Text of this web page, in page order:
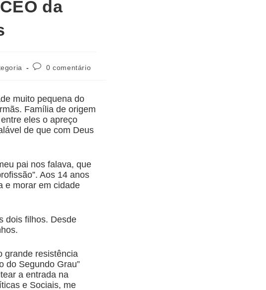
da
0 comentário
muito pequena do
Família de origem
eles o apreço
de que com Deus
pai nos falava, que
Aos 14 anos
e morar em cidade
dois filhos. Desde
grande resistência
do Segundo Grau”
a entrada na
e Sociais, me